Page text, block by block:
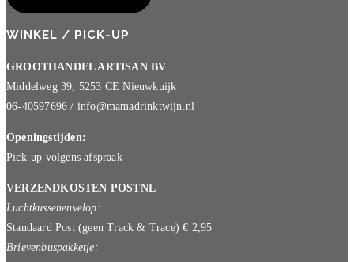
WINKEL / PICK-UP
GROOTHANDEL ARTISAN BV
Middelweg 39, 5253 CE Nieuwkuijk
06-40597696 / info@mamadrinktwijn.nl
Openingstijden:
Pick-up volgens afspraak
VERZENDKOSTEN POSTNL
Luchtkussenenvelop:
Standaard Post (geen Track & Trace) € 2,95
Brievenbuspakketje: